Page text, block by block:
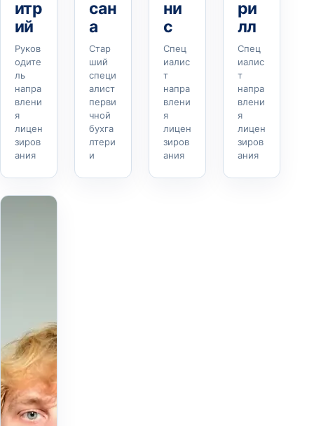
итр
ий
Руков
одите
ль
напра
влени
я
лицен
зиров
ания
сан
а
Стар
ший
специ
алист
перви
чной
бухга
лтери
и
ни
с
Спец
иалис
т
напра
влени
я
лицен
зиров
ания
ри
лл
Спец
иалис
т
напра
влени
я
лицен
зиров
ания